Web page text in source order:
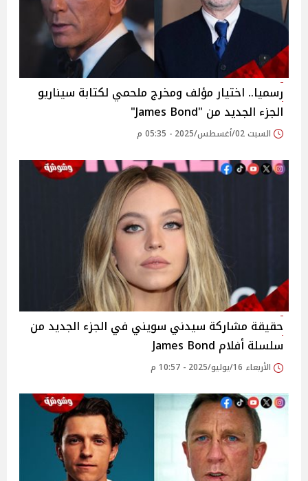
رسميا.. اختيار مؤلف ومخرج ملحمي لكتابة سيناريو
الجزء الجديد من "James Bond"
السبت 02/أغسطس/2025 - 05:35 م
حقيقة مشاركة سيدني سويني في الجزء الجديد من
سلسلة أفلام James Bond
الأربعاء 16/يوليو/2025 - 10:57 م